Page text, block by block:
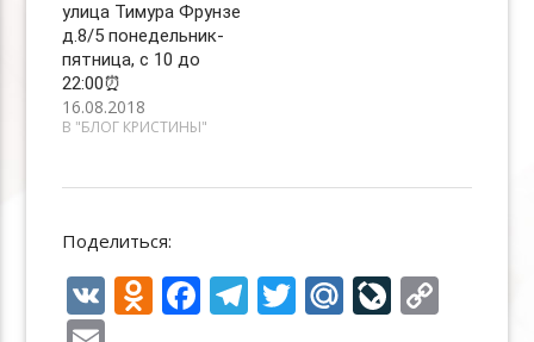
улица Тимура Фрунзе
д.8/5 понедельник-
пятница, с 10 до
22:00⏰
16.08.2018
В "БЛОГ КРИСТИНЫ"
Поделиться:
V O F T T M Li